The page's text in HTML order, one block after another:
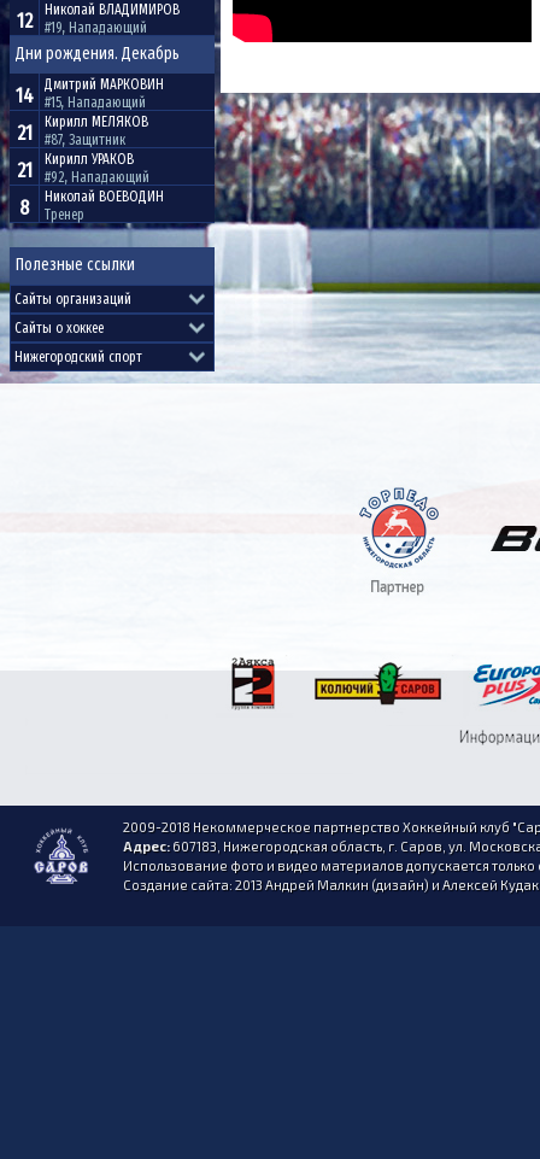
12 Николай ВЛАДИМИРОВ
#19, Нападающий
Дни рождения. Декабрь
14 Дмитрий МАРКОВИН
#15, Нападающий
21 Кирилл МЕЛЯКОВ
#87, Защитник
21 Кирилл УРАКОВ
#92, Нападающий
8 Николай ВОЕВОДИН
Тренер
Полезные ссылки
2009-2018 Некоммерческое партнерство Хоккейный клуб
Адрес:607183, Нижегородская область, г. Саров, ул.
Использование фото и видео материалов допускается
Создание сайта: 2013 Андрей Малкин (дизайн) и Алексей